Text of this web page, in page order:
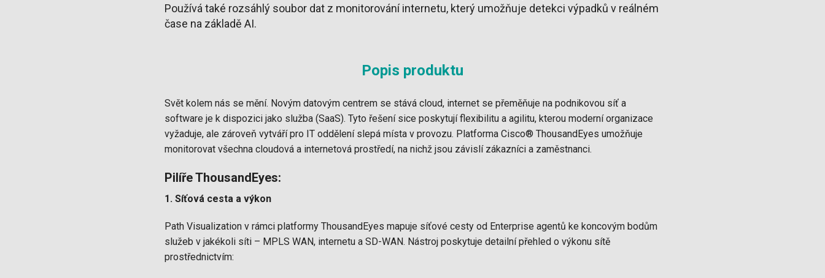
Používá také rozsáhlý soubor dat z monitorování internetu, který umožňuje detekci výpadků v reálném
čase na základě AI.
Popis produktu
Svět kolem nás se mění. Novým datovým centrem se stává cloud, internet se přeměňuje na podnikovou síť a
software je k dispozici jako služba (SaaS). Tyto řešení sice poskytují flexibilitu a agilitu, kterou moderní organizace
vyžaduje, ale zároveň vytváří pro IT oddělení slepá místa v provozu. Platforma Cisco® ThousandEyes umožňuje
monitorovat všechna cloudová a internetová prostředí, na nichž jsou závislí zákazníci a zaměstnanci.
Pilíře ThousandEyes:
1. Síťová cesta a výkon
Path Visualization v rámci platformy ThousandEyes mapuje síťové cesty od Enterprise agentů ke koncovým bodům
služeb v jakékoli síti – MPLS WAN, internetu a SD-WAN. Nástroj poskytuje detailní přehled o výkonu sítě
prostřednictvím: